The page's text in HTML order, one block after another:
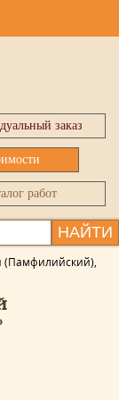
заказ
работ
НАЙТИ
(Памфилийский),